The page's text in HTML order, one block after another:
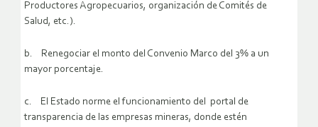
Productores Agropecuarios, organización de Comités de
Salud, etc.).
b. Renegociar el monto del Convenio Marco del 3% a un
mayor porcentaje.
c. El Estado norme el funcionamiento del portal de
transparencia de las empresas mineras, donde estén